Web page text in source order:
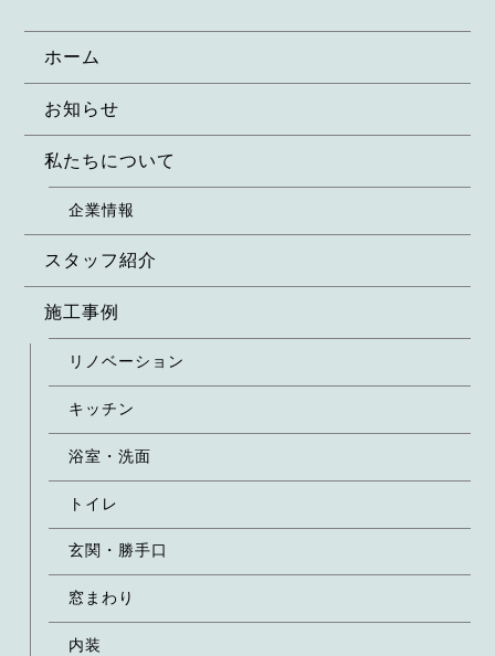
ホーム
お知らせ
私たちについて
企業情報
スタッフ紹介
施工事例
リノベーション
キッチン
浴室・洗面
トイレ
玄関・勝手口
窓まわり
内装